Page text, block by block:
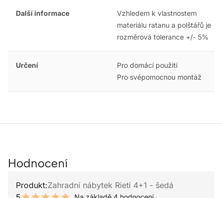
Další informace
Vzhledem k vlastnostem
materiálu ratanu a polštářů je
rozměrová tolerance +/- 5%
Určení
Pro domácí použití
Pro svépomocnou montáž
Hodnocení
Produkt:Zahradní nábytek Rieti 4+1 - šedá